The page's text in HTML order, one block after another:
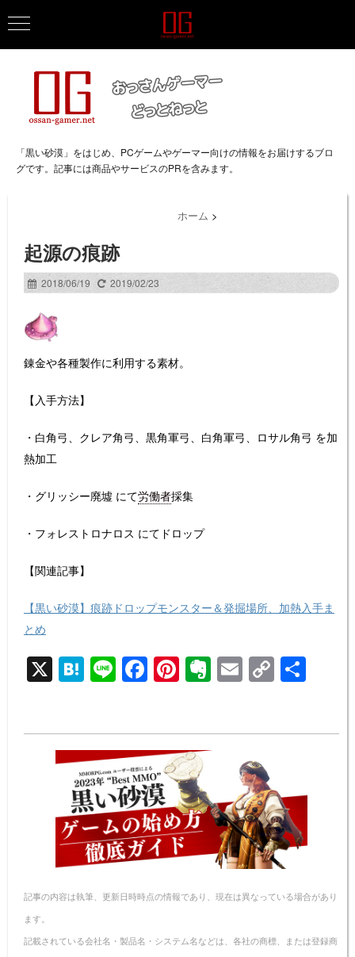
「黒い砂漠」をはじめ、PCゲームやゲーマー向けの情報をお届けするブロ
グです。記事には商品やサービスのPRを含みます。
ホーム >
起源の痕跡
2018/06/19 2019/02/23
錬金や各種製作に利用する素材。
【入手方法】
・白角弓、クレア角弓、黒角軍弓、白角軍弓、ロサル角弓 を加
熱加工
・グリッシー廃墟 にて労働者採集
・フォレストロナロス にてドロップ
【関連記事】
【黒い砂漠】痕跡ドロップモンスター＆発掘場所、加熱入手ま
とめ
X H
at
n
a
Li
n
F
a
e
b
o
o
k
Pi
nt
e
st
E
v
n
e
E
m
C
o
y
n
k
記事の内容は執筆、更新日時時点の情報であり、現在は異なっている場合があり
ます。
記載されている会社名・製品名・システム名などは、各社の商標、または登録商